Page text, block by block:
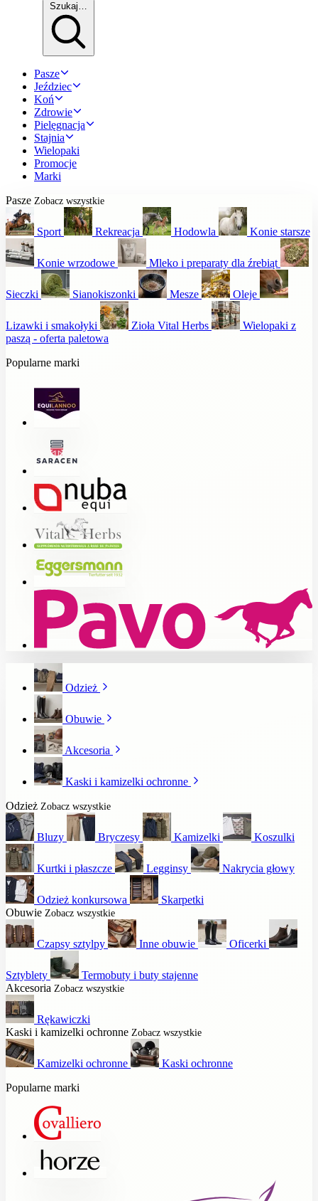
Szukaj…
Pasze
Jeździec
Koń
Zdrowie
Pielęgnacja
Stajnia
Wielopaki
Promocje
Marki
Pasze Zobacz wszystkie
Sport Rekreacja Hodowla Konie starsze
Konie wrzodowe Mleko i preparaty dla źrebiąt
Sieczki Sianokiszonki Mesze Oleje
Lizawki i smakołyki Zioła Vital Herbs
Wielopaki z
paszą - oferta paletowa
Popularne marki
Odzież
Obuwie
Akcesoria
Kaski i kamizelki ochronne
Odzież Zobacz wszystkie
Bluzy Bryczesy Kamizelki Koszulki
Kurtki i płaszcze Legginsy Nakrycia głowy
Odzież konkursowa
Skarpetki
Obuwie Zobacz wszystkie
Czapsy sztylpy Inne obuwie Oficerki
Sztyblety
Termobuty i buty stajenne
Akcesoria Zobacz wszystkie
Rękawiczki
Kaski i kamizelki ochronne Zobacz wszystkie
Kamizelki ochronne
Kaski ochronne
Popularne marki